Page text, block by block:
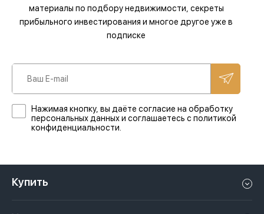
материалы по подбору недвижимости, секреты
прибыльного инвестирования и многое другое уже в
подписке
Нажимая кнопку, вы даёте согласие на обработку
персональных данных и соглашаетесь с политикой
конфиденциальности.
Купить